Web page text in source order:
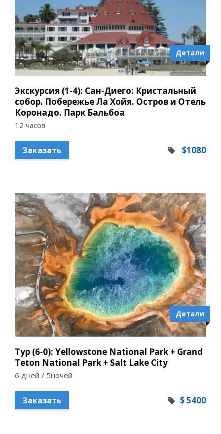
Детали
Экскурсия (1-4): Сан-Диего: Кристальный
собор. Побережье Ла Хойя. Остров и Отель
Коронадо. Парк Бальбоа
12 часов
Заказать $1080
Детали
Тур (6-0): Yellowstone National Park + Grand
Teton National Park + Salt Lake City
6 дней / 5ночей
Заказать $ 5400